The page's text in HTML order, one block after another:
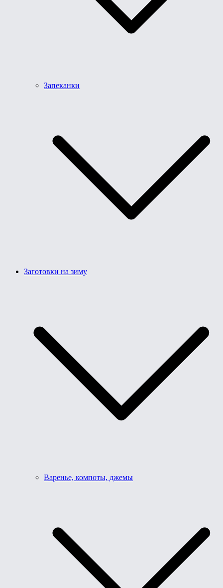
Запеканки
Заготовки на зиму
Варенье, компоты, джемы